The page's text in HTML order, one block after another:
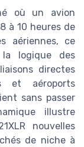
où un avion
à 10 heures de
aériennes, ce
la logique des
directes
et aéroports
sans passer
illustre
nouvelles
de niche à